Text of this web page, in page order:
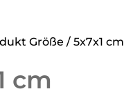
Größe / 5x7x1 cm
cm